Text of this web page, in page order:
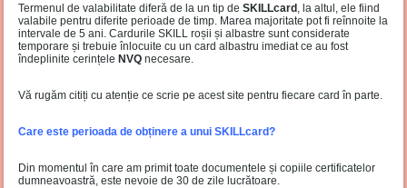
Termenul de valabilitate diferă de la un tip deSKILLcard , la altul, ele fiind
valabile pentru diferite perioade de timp. Marea majoritate pot fi reînnoite la
intervale de 5 ani. Cardurile SKILL roșii și albastre sunt considerate
temporare și trebuie înlocuite cu un card albastru imediat ce au fost
îndeplinite cerințeleNVQ necesare.
Vă rugăm citiți cu atenție ce scrie pe acest site pentru fiecare card în parte.
Care este perioada de obținere a unui SKILLcard?
Din momentul în care am primit toate documentele și copiile certificatelor
dumneavoastră, este nevoie de 30 de zile lucrătoare.